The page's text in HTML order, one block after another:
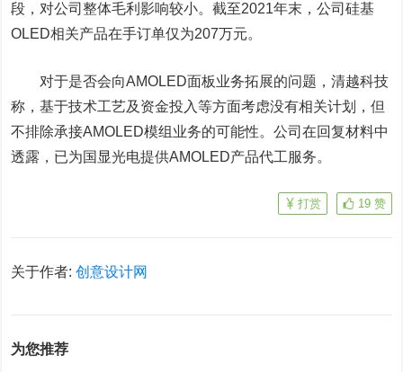
段，对公司整体毛利影响较小。截至2021年末，公司硅基
OLED相关产品在手订单仅为207万元。
对于是否会向AMOLED面板业务拓展的问题，清越科技
称，基于技术工艺及资金投入等方面考虑没有相关计划，但
不排除承接AMOLED模组业务的可能性。公司在回复材料中
透露，已为国显光电提供AMOLED产品代工服务。
19 赞
打赏
关于作者:创意设计网
为您推荐